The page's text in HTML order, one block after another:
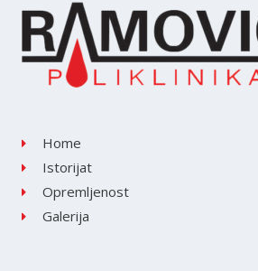
Home
Istorijat
Opremljenost
Galerija